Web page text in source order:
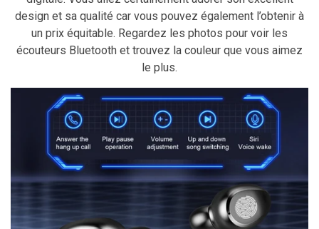
design et sa qualité car vous pouvez également l’obtenir à
un prix équitable. Regardez les photos pour voir les
écouteurs Bluetooth et trouvez la couleur que vous aimez
le plus.